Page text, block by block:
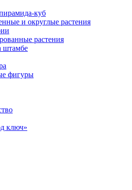
куб
и округлые растения
растения
штамбе
фигуры
ключ»